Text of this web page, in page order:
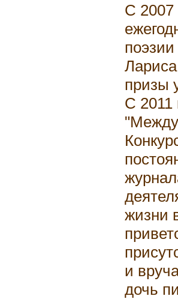
С 2007
призы
С 2011
жизни
и
дочь